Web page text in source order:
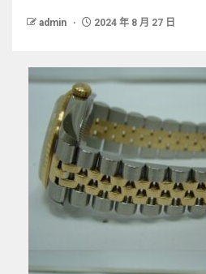
admin 2024 年 8 月 27 日